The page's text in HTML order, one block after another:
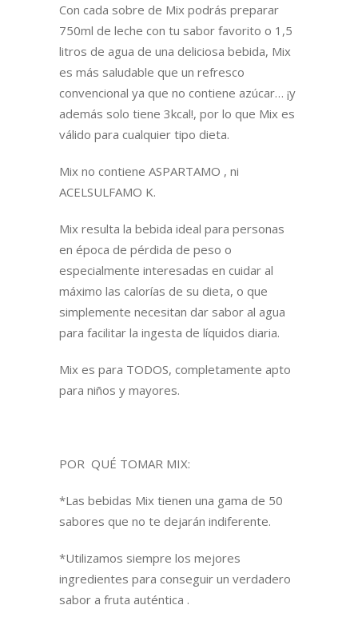
Con cada sobre de Mix podrás preparar
750ml de leche con tu sabor favorito o 1,5
litros de agua de una deliciosa bebida, Mix
es más saludable que un refresco
convencional ya que no contiene azúcar… ¡y
además solo tiene 3kcal!, por lo que Mix es
válido para cualquier tipo dieta.
Mix no contiene ASPARTAMO , ni
ACELSULFAMO K.
Mix resulta la bebida ideal para personas
en época de pérdida de peso o
especialmente interesadas en cuidar al
máximo las calorías de su dieta, o que
simplemente necesitan dar sabor al agua
para facilitar la ingesta de líquidos diaria.
Mix es para TODOS, completamente apto
para niños y mayores.
POR QUÉ TOMAR MIX:
*Las bebidas Mix tienen una gama de 50
sabores que no te dejarán indiferente.
*Utilizamos siempre los mejores
ingredientes para conseguir un verdadero
sabor a fruta auténtica .